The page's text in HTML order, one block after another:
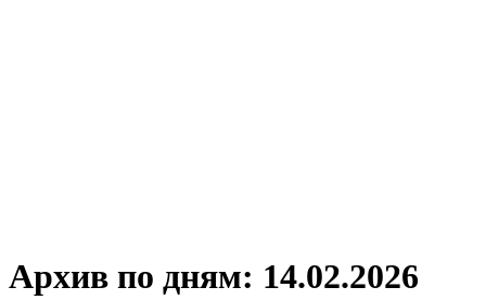
Архив по дням: 14.02.2026